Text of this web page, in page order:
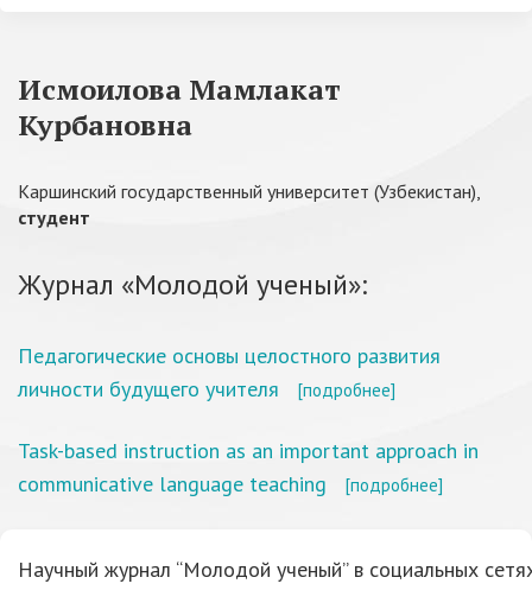
Исмоилова Мамлакат
Курбановна
Каршинский государственный университет (Узбекистан),
студент
Журнал «Молодой ученый»:
Педагогические основы целостного развития
личности будущего учителя
[подробнее]
Task-based instruction as an important approach in
communicative language teaching
[подробнее]
Научный журнал “Молодой ученый” в социальных